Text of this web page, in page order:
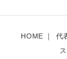
HOME 代